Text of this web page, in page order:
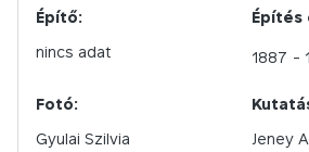
Építő:
nincs adat
Építés
1887 -
Fotó:
Gyulai Szilvia
Jeney